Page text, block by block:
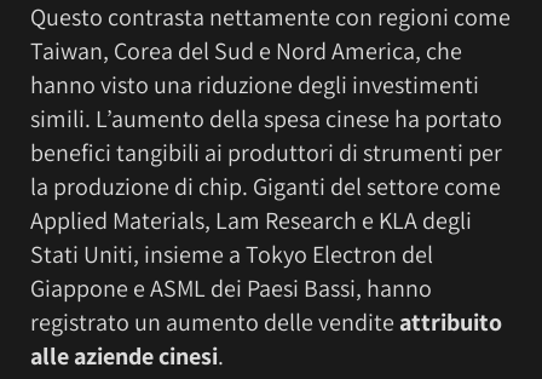
Questo contrasta nettamente con regioni come
Taiwan, Corea del Sud e Nord America, che
hanno visto una riduzione degli investimenti
simili. L’aumento della spesa cinese ha portato
benefici tangibili ai produttori di strumenti per
la produzione di chip. Giganti del settore come
Applied Materials, Lam Research e KLA degli
Stati Uniti, insieme a Tokyo Electron del
Giappone e ASML dei Paesi Bassi, hanno
registrato un aumento delle vendite attribuito
alle aziende cinesi.